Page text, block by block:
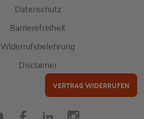
Datenschutz
Barrierefreiheit
Widerrufsbelehrung
Disclaimer
VERTRAG WIDERRUFEN